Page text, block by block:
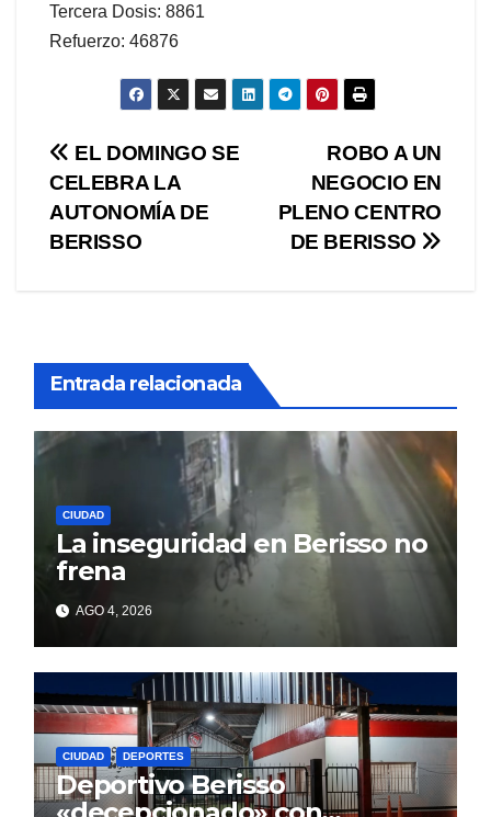
Tercera Dosis: 8861
Refuerzo: 46876
Navegación
de
entradas
ROBO A UN
NEGOCIO EN
PLENO CENTRO
DE BERISSO
EL DOMINGO SE
CELEBRA LA
AUTONOMÍA DE
BERISSO
Entrada relacionada
CIUDAD
La inseguridad en Berisso no
frena
AGO 4, 2026
CIUDAD DEPORTES
Deportivo Berisso